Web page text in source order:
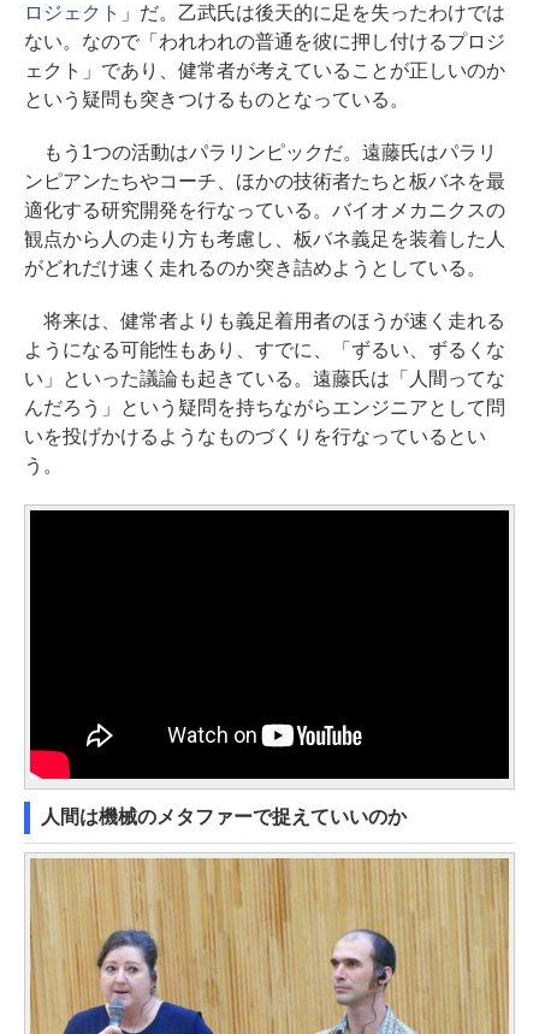
ロジェクト 」だ。乙武氏は後天的に足を失ったわけでは
ない。なので「われわれの普通を彼に押し付けるプロジ
ェクト」であり、健常者が考えていることが正しいのか
という疑問も突きつけるものとなっている。
もう1つの活動はパラリンピックだ。遠藤氏はパラリ
ンピアンたちやコーチ、ほかの技術者たちと板バネを最
適化する研究開発を行なっている。バイオメカニクスの
観点から人の走り方も考慮し、板バネ義足を装着した人
がどれだけ速く走れるのか突き詰めようとしている。
将来は、健常者よりも義足着用者のほうが速く走れる
ようになる可能性もあり、すでに、「ずるい、ずるくな
い」といった議論も起きている。遠藤氏は「人間ってな
んだろう」という疑問を持ちながらエンジニアとして問
いを投げかけるようなものづくりを行なっているとい
う。
人間は機械のメタファーで捉えていいのか